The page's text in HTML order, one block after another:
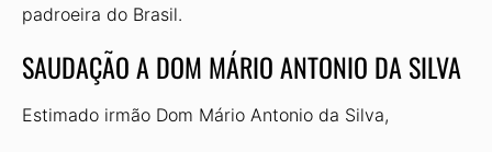
padroeira do Brasil.
SAUDAÇÃO A DOM MÁRIO ANTONIO DA SILVA
Estimado irmão Dom Mário Antonio da Silva,